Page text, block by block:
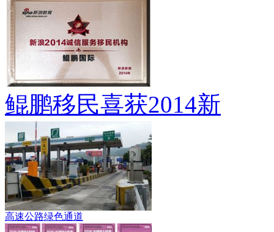
鲲鹏移民喜获2014新
高速公路绿色通道